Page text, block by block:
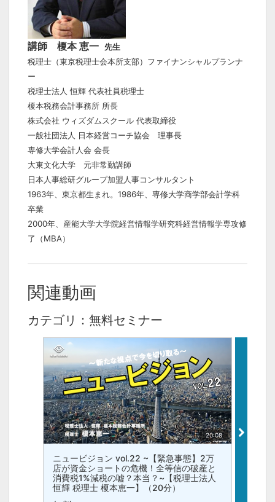
講師 榎本 恵一 先生
税理士（東京税理士会本所支部）ファイナンシャルプランナ
ー
税理士法人 恒輝 代表社員税理士
榎本税務会計事務所 所長
株式会社 ウィズダムスクール 代表取締役
一般社団法人 日本経営コーチ協会 理事長
専修大学会計人会 会長
大東文化大学 元非常勤講師
日本人事総研グループ加盟人事コンサルタント
1963年、東京都生まれ。1986年、専修大学商学部会計学科
卒業
2000年、産能大学大学院経営情報学研究科経営情報学専攻修
了（MBA）
関連動画
カテゴリ：無料セミナー
20:08
ニュービジョン vol.22 ~【緊急事態】2万
店が資金ショートの危機！全等信の破産と
消費税1%減税の嘘？本当？~【税理士法人
恒輝 税理士 榎本恵一】（20分）